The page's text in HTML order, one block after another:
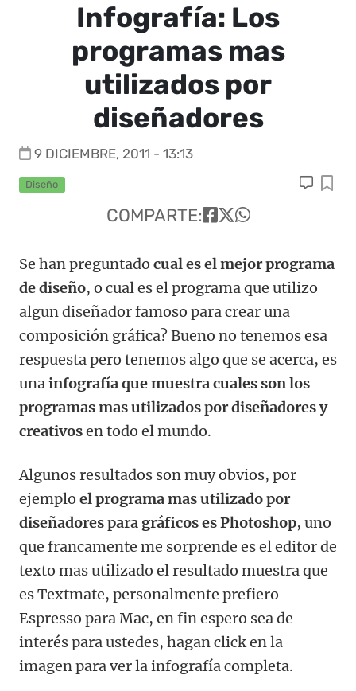
Infografía: Los
programas mas
utilizados por
diseñadores
9 DICIEMBRE, 2011 - 13:13
Diseño
COMPARTE:
Se han preguntado cual es el mejor programa
de diseño, o cual es el programa que utilizo
algun diseñador famoso para crear una
composición gráfica? Bueno no tenemos esa
respuesta pero tenemos algo que se acerca, es
unainfografía que muestra cuales son los
programas mas utilizados por diseñadores y
creativosen todo el mundo.
Algunos resultados son muy obvios, por
ejemplo el programa mas utilizado por
diseñadores para gráficos es Photoshop, uno
que francamente me sorprende es el editor de
texto mas utilizado el resultado muestra que
es Textmate, personalmente prefiero
Espresso para Mac, en fin espero sea de
interés para ustedes, hagan click en la
imagen para ver la infografía completa.